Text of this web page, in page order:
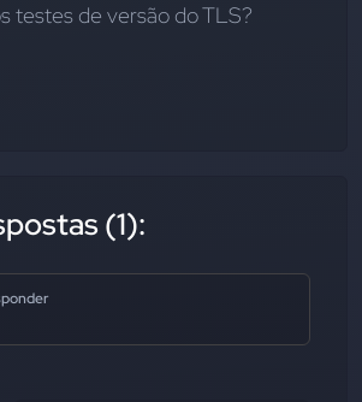
testes de versão do TLS?
(1):